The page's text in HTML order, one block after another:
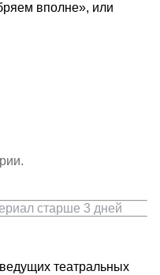
вполне», или
старше 3 дней
театральных